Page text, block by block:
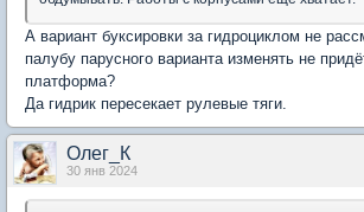
А вариант буксировки за гидроциклом не
палубу парусного варианта изменять не
платформа?
Да гидрик пересекает рулевые тяги.
Олег_К
30 янв 2024